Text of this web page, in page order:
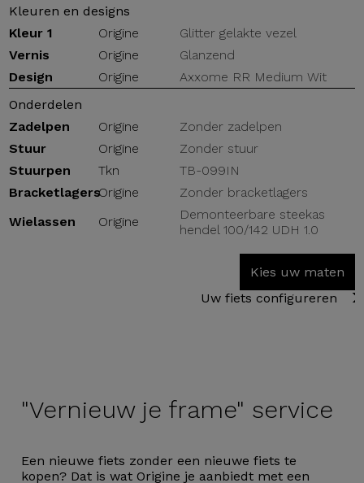
Kleuren en designs
Kleur 1
Origine
Glitter gelakte vezel
Vernis
Origine
Glanzend
Design
Origine
Axxome RR Medium Wit
Onderdelen
Zadelpen
Origine
Zonder zadelpen
Stuur
Origine
Zonder stuur
Stuurpen
Tkn
TB-099IN
BracketlagersOrigine
Zonder bracketlagers
Wielassen
Origine
Demonteerbare steekas
hendel 100/142 UDH 1.0
Kies uw maten
Uw fiets configureren
"Vernieuw je frame" service
Een nieuwe fiets zonder een nieuwe fiets te
kopen? Dat is wat Origine je aanbiedt met een